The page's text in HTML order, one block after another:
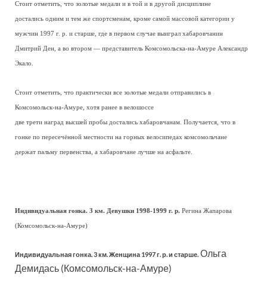
Стоит отметить, что золотые медали и в той и в другой дисциплине
достались одним и тем же спортсменам, кроме самой массовой категории у
мужчин 1997 г. р. и старше, где в первом случае выиграл хабаровчанин
Дмитрий Ден, а во втором — представитель Комсомольска-на-Амуре Александр
Экало.
Стоит отметить, что практически все золотые медали отправились в
Комсомольск-на-Амуре, хотя ранее в велошоссе
две трети наград высшей пробы достались хабаровчанам. Получается, что в
гонке по пересечённой местности на горных велосипедах комсомольчане
держат пальму первенства, а хабаровчане лучше на асфальте.
Индивидуальная гонка. 3 км. Девушки 1998-1999 г. р. Регина Жапарова
(Комсомольск-на-Амуре)
Индивидуальная гонка. 3 км. Женщина 1997 г. р. и старше. Ольга
Демидась (Комсомольск-на-Амуре)